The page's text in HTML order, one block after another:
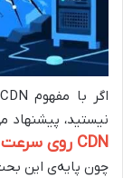
نیستید، پیشنهاد
CDN روی سرعت سایت و تجربه کاربر
چون پایه‌ی این